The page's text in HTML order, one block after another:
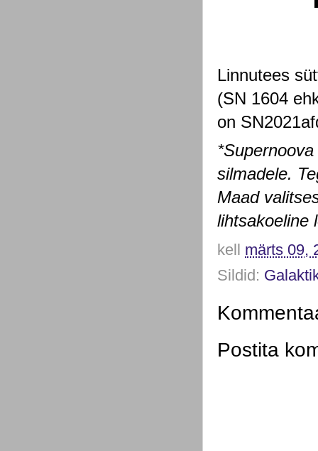
Linnutees
(SN 1604
on
silmadele.
Maad
lihtsakoeline
kell märts 09,
Sildid:
Postita